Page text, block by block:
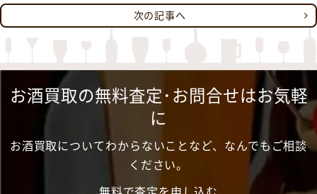
次の記事へ
お酒買取の無料査定･お問合せはお気軽
に
お酒買取についてわからないことなど、なんでもご相談
ください。